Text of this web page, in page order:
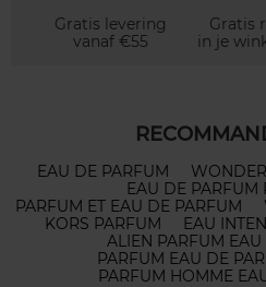
Gratis levering
vanaf €55
Gratis
in je
EAU DE PARFUM
EAU DE PARFUM
PARFUM ET EAU DE PARFUM
KORS PARFUM
EAU
ALIEN PARFUM
PARFUM EAU DE
PARFUM HOMME